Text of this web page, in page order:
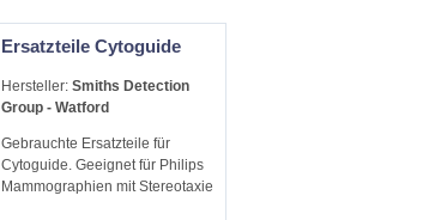
Ersatzteile Cytoguide
Hersteller: Smiths Detection
Group - Watford
Gebrauchte Ersatzteile für
Cytoguide. Geeignet für Philips
Mammographien mit Stereotaxie